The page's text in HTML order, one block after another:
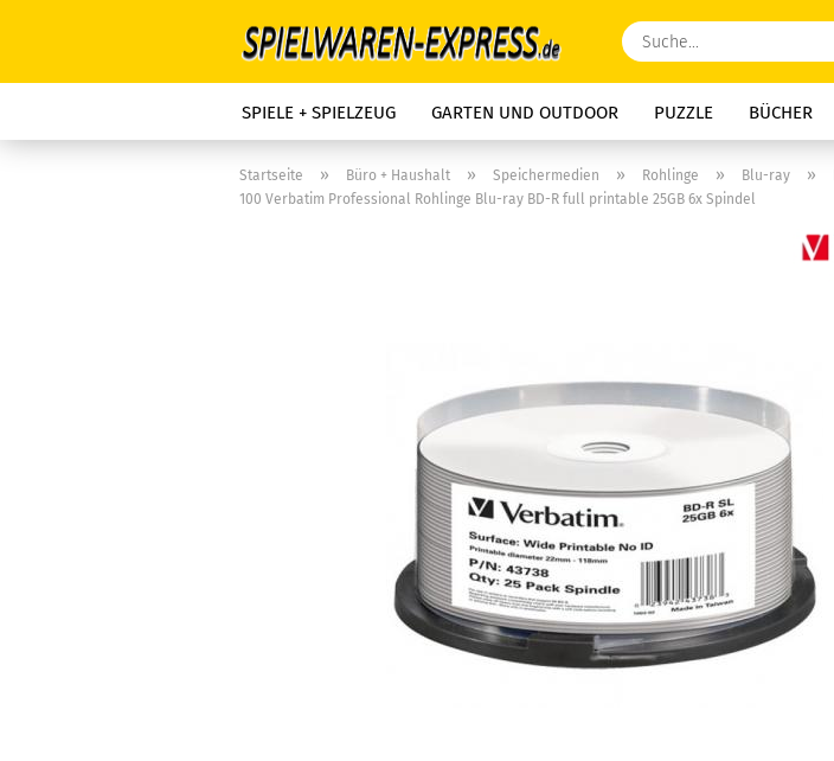
SPIELE + SPIELZEUG GARTEN UND OUTDOOR PUZZLE BÜCHER
Startseite » Büro + Haushalt » Speichermedien » Rohlinge » Blu-ray »
100 Verbatim Professional Rohlinge Blu-ray BD-R full printable 25GB 6x Spindel